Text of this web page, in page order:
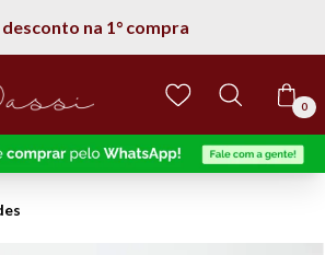
em todo Brasil
0